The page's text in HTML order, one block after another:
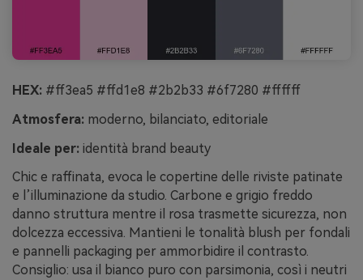
HEX: #ff3ea5 #ffd1e8 #2b2b33 #6f7280 #ffffff
Atmosfera: moderno, bilanciato, editoriale
Ideale per: identità brand beauty
Chic e raffinata, evoca le copertine delle riviste patinate
e l’illuminazione da studio. Carbone e grigio freddo
danno struttura mentre il rosa trasmette sicurezza, non
dolcezza eccessiva. Mantieni le tonalità blush per fondali
e pannelli packaging per ammorbidire il contrasto.
Consiglio: usa il bianco puro con parsimonia, così i neutri